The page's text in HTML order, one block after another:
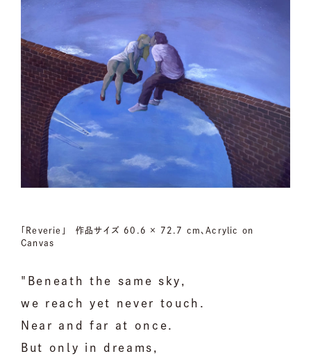
「Reverie」 作品サイズ 60.6 × 72.7 cm、Acrylic on
Canvas
"Beneath the same sky,
we reach yet never touch.
Near and far at once.
But only in dreams,